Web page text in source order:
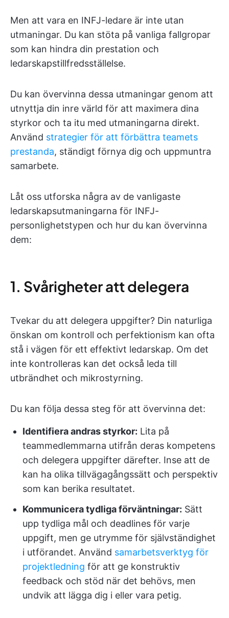
Men att vara en INFJ-ledare är inte utan
utmaningar. Du kan stöta på vanliga fallgropar
som kan hindra din prestation och
ledarskapstillfredsställelse.
Du kan övervinna dessa utmaningar genom att
utnyttja din inre värld för att maximera dina
styrkor och ta itu med utmaningarna direkt.
Använd strategier för att förbättra teamets
prestanda, ständigt förnya dig och uppmuntra
samarbete.
Låt oss utforska några av de vanligaste
ledarskapsutmaningarna för INFJ-
personlighetstypen och hur du kan övervinna
dem:
1. Svårigheter att delegera
Tvekar du att delegera uppgifter? Din naturliga
önskan om kontroll och perfektionism kan ofta
stå i vägen för ett effektivt ledarskap. Om det
inte kontrolleras kan det också leda till
utbrändhet och mikrostyrning.
Du kan följa dessa steg för att övervinna det:
Identifiera andras styrkor: Lita på
teammedlemmarna utifrån deras kompetens
och delegera uppgifter därefter. Inse att de
kan ha olika tillvägagångssätt och perspektiv
som kan berika resultatet.
Kommunicera tydliga förväntningar: Sätt
upp tydliga mål och deadlines för varje
uppgift, men ge utrymme för självständighet
i utförandet. Använd samarbetsverktyg för
projektledning för att ge konstruktiv
feedback och stöd när det behövs, men
undvik att lägga dig i eller vara petig.